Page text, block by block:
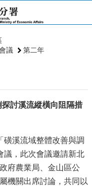
議
第二年
討溪流縱橫向阻隔措
磺溪流域整體改善與調
議，此次會議邀請新北
府農業局、金山區公
機關出席討論，共同以